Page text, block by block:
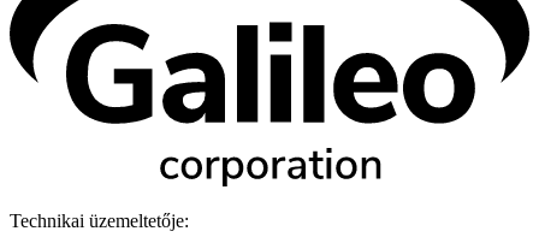
Technikai üzemeltetője: